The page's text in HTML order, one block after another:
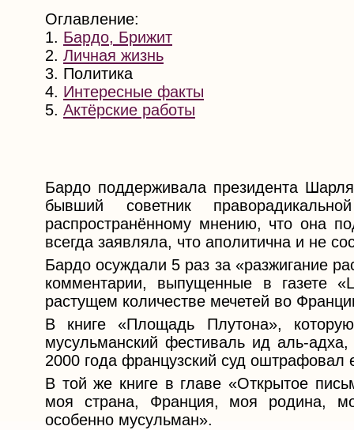
Оглавление:
1. Бардо, Брижит
2. Личная жизнь
3. Политика
4. Интересные факты
5. Актёрские работы
Бардо поддерживала президента
бывший советник
распространённому мнению, что она
всегда заявляла, что аполитична и не
Бардо осуждали 5 раз за «разжигание
комментарии, выпущенные в газете
растущем количестве мечетей во
В книге «Площадь Плутона»,
мусульманский фестиваль ид аль-
2000 года французский суд оштрафовал
В той же книге в главе «Открытое
моя страна, Франция, моя родина,
особенно мусульман».